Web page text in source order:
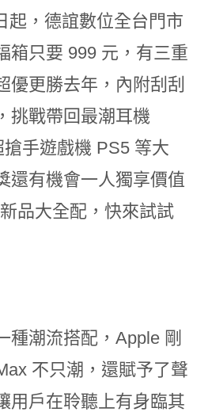
起，德誼數位全台門市
箱只要 999 元，有三重
優更勝去年，內附刮刮
挑戰帶回最潮耳機
手遊戲機 PS5 等大
還有機會一人獨享價值
品大全配，快來試試
種潮流搭配，Apple 剛
不只潮，還賦予了聲
用戶在聆聽上有身臨其